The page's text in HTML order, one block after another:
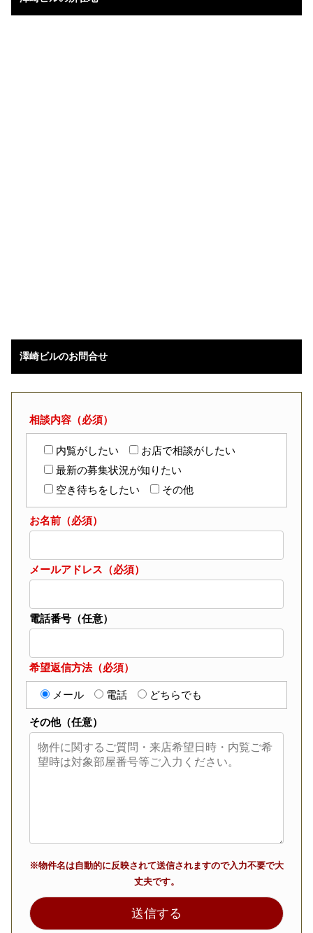
澤崎ビルのお問合せ
相談内容（必須）
内覧がしたい
お店で相談がしたい
最新の募集状況が知りたい
空き待ちをしたい
その他
お名前（必須）
メールアドレス（必須）
電話番号（任意）
希望返信方法（必須）
メール 電話 どちらでも
その他（任意）
※物件名は自動的に反映されて送信されますので入力不要で大
丈夫です。